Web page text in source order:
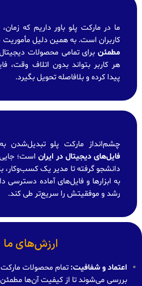
ما در مارکت پلو باور داریم که زمان،
کاربران است. به همین دلیل مأموریت
مطمئن برای تمامی محصولات
هر کاربر بتواند بدون اتلاف وقت،
پیدا کرده و بلافاصله تحویل بگیرد.
چشم‌انداز مارکت پلو تبدیل‌شدن
فایل‌های دیجیتال در ایران است؛
دانشجو گرفته تا مدیر یک کسب‌وکار،
به ابزارها و فایل‌های آماده دسترسی
رشد و موفقیتش را سریع‌تر طی کند.
ارزش‌های ما
اعتماد و شفافیت: تمام محصولات مارکت
بررسی می‌شوند تا از کیفیت آن‌ها